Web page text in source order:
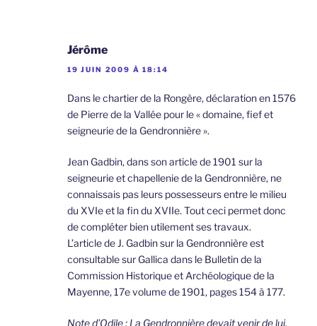
Jérôme
19 JUIN 2009 À 18:14
Dans le chartier de la Rongère, déclaration en 1576
de Pierre de la Vallée pour le « domaine, fief et
seigneurie de la Gendronnière ».
Jean Gadbin, dans son article de 1901 sur la
seigneurie et chapellenie de la Gendronnière, ne
connaissais pas leurs possesseurs entre le milieu
du XVIe et la fin du XVIIe. Tout ceci permet donc
de compléter bien utilement ses travaux.
L’article de J. Gadbin sur la Gendronnière est
consultable sur Gallica dans le Bulletin de la
Commission Historique et Archéologique de la
Mayenne, 17e volume de 1901, pages 154 à 177.
Note d’Odile : La Gendronnière devait venir de lui,